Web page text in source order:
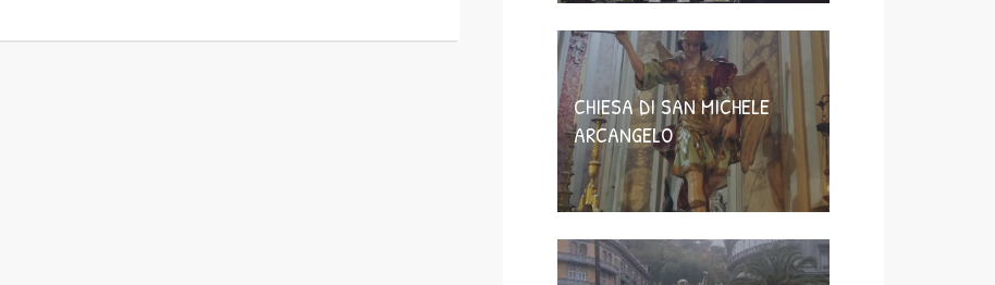
CHIESA DI SAN MICHELE
ARCANGELO